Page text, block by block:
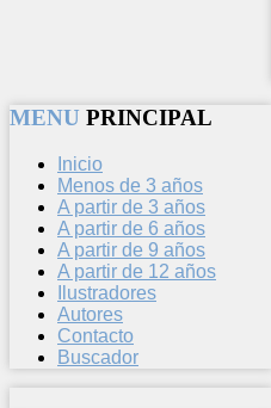
MENU PRINCIPAL
Inicio
Menos de 3 años
A partir de 3 años
A partir de 6 años
A partir de 9 años
A partir de 12 años
Ilustradores
Autores
Contacto
Buscador